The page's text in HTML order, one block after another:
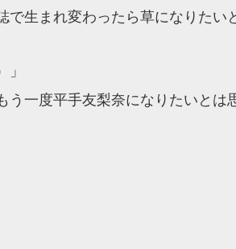
で生まれ変わったら草になりたい
う一度平手友梨奈になりたいとは